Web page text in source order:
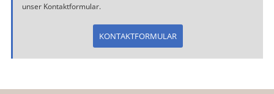
unser Kontaktformular.
KONTAKTFORMULAR